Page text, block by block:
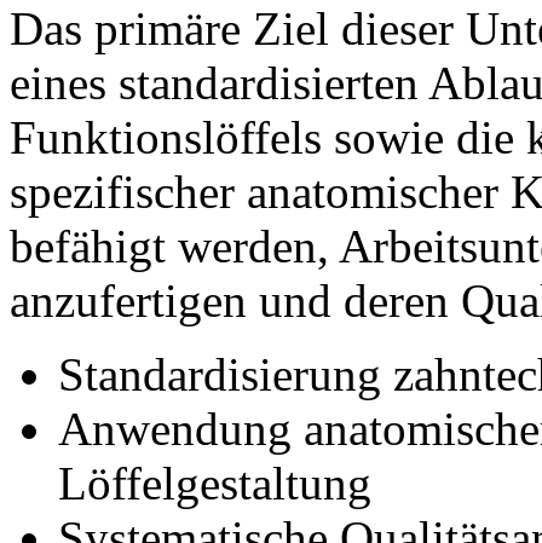
Das primäre Ziel dieser
eines standardisierten
Funktionslöffels sowie die
spezifischer anatomischer
befähigt werden,
anzufertigen und deren
Standardisierung
Anwendung
Löffelgestaltung